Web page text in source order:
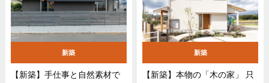
新築
【新築】手仕事と自然素材で
新築
【新築】本物の「木の家」 只